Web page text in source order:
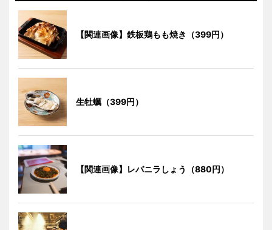
【関連画像】鉄板鶏もも焼き（399円）
生牡蠣（399円）
【関連画像】レバニラしょう（880円）